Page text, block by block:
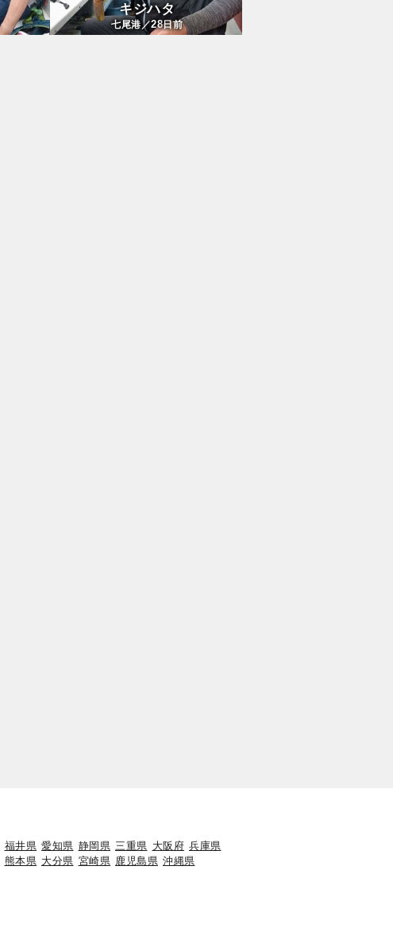
キジハタ
七尾港／28日前
福井県 愛知県 静岡県 三重県 大阪府 兵庫県
熊本県 大分県 宮崎県 鹿児島県 沖縄県